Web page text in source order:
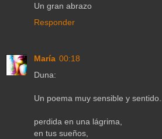
Un gran abrazo
Responder
María 00:18
Duna:
Un poema muy sensible y sentido...
perdida en una lágrima,
en tus sueños,